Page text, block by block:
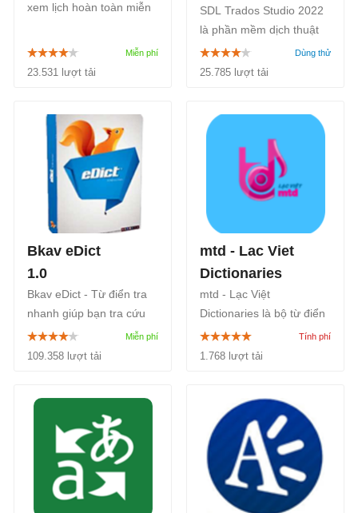
xem lịch hoàn toàn miễn
dùng xem lịch ngày, lịch
xấu nhanh chóng, dễ
23.531 lượt tải
SDL Trados Studio 2022
là phần mềm dịch thuật
phổ biến, tin cậy nhất thế
giới, hỗ trợ chỉnh sửa
chức thuật ngữ...
25.785 lượt tải
Bkav eDict
1.0
Bkav eDict - Từ điển tra
nhanh giúp bạn tra cứu
từ trực tiếp bằng cách di
chuột tới từ cần tra (bất kì
thông thường.
109.358 lượt tải
mtd - Lac Viet
Dictionaries
mtd - Lạc Việt
Dictionaries là bộ từ điển
Anh Việt, Việt Anh, tiếng
Việt giải thích, Đồng
Anh do công ty Lạc Việt
phát triển.
1.768 lượt tải